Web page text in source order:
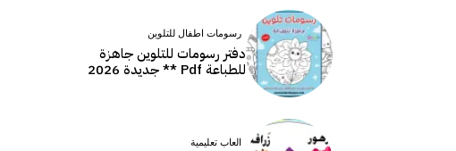
رسومات اطفال للتلوين
دفتر رسومات للتلوين جاهزة
للطباعة Pdf ** جديدة 2026
العاب تعليمية